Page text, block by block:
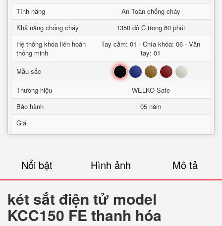
Tính năng
An Toàn chống cháy
Khả năng chống cháy
1350 độ C trong 60 phút
Hệ thống khóa liên hoàn
thông minh
Tay cầm: 01 - Chìa khóa: 06 - Vân
tay: 01
Mầu sắc
Đen Xanh Nâu Đỏ Trắng
Thương hiệu
WELKO Safe
Bảo hành
05 năm
Giá
Nổi bật Hình ảnh Mô tả
két sắt điện tử model
KCC150 FE thanh hóa